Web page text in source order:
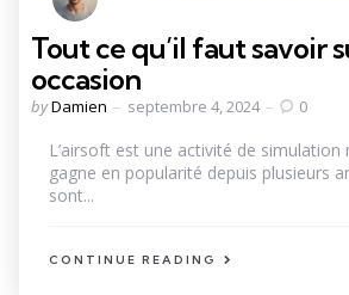
Tout ce qu’il faut savoir
occasion
Posted
byDamien septembre 4, 2024 0
L’airsoft est une activité de simulation
gagne en popularité depuis plusieurs
sont...
CONTINUE READING